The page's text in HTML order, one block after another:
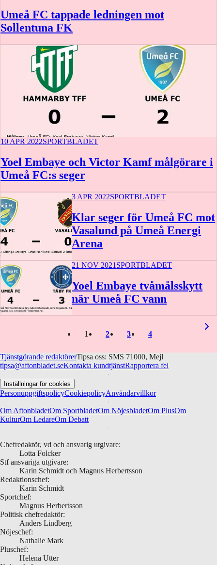
Umeå FC tappade ledningen mot
Sollentuna FK
10 APR 2022SPORTBLADET
Yoel Embaye och Victor Kamf målgörare i
Umeå FC:s seger
3 APR 2022SPORTBLADET
Klar seger för Umeå FC mot
Vasalund på Umeå Energi
Arena
21 NOV 2021 SPORTBLADET
Yoel Embaye tvåmålsskytt
när Umeå FC vann
1 2 3 4
Tjänstgörande redaktörerTipsa oss: SMS 71000, Mejl
tipsa@aftonbladet.seKontakta kundtjänstRapportera fel
Inställningar för cookies
PersonuppgiftspolicyCookiepolicyAnvändarvillkor
Om AftonbladetOm SportbladetOm NöjesbladetOm PlusOm
KulturOm LedareOm Debatt
Chefredaktör, vd och ansvarig utgivare:
Lotta Folcker
Stf ansvariga utgivare:
Karin Schmidt och Magnus Herbertsson
Redaktionschef:
Karin Schmidt
Sportchef:
Magnus Herbertsson
Politisk chefredaktör:
Anders Lindberg
Nöjeschef:
Nathalie Mark
Pluschef:
Helena Utter